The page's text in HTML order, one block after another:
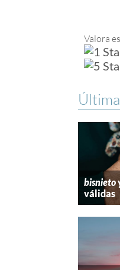
Valora
bisnieto
válidas